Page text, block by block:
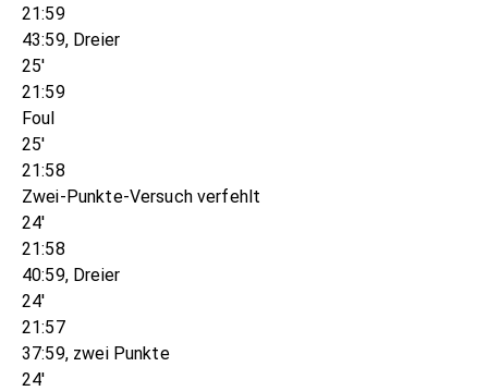
21:59
43:59, Dreier
25'
21:59
Foul
25'
21:58
Zwei-Punkte-Versuch verfehlt
24'
21:58
40:59, Dreier
24'
21:57
37:59, zwei Punkte
24'